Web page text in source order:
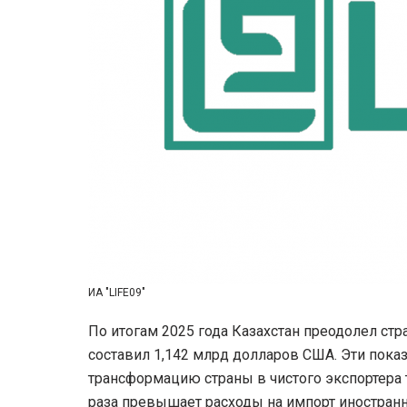
ИА "LIFE09"
По итогам 2025 года Казахстан преодолел
составил 1,142 млрд долларов США. Эти
трансформацию страны в чистого
раза превышает расходы на импорт